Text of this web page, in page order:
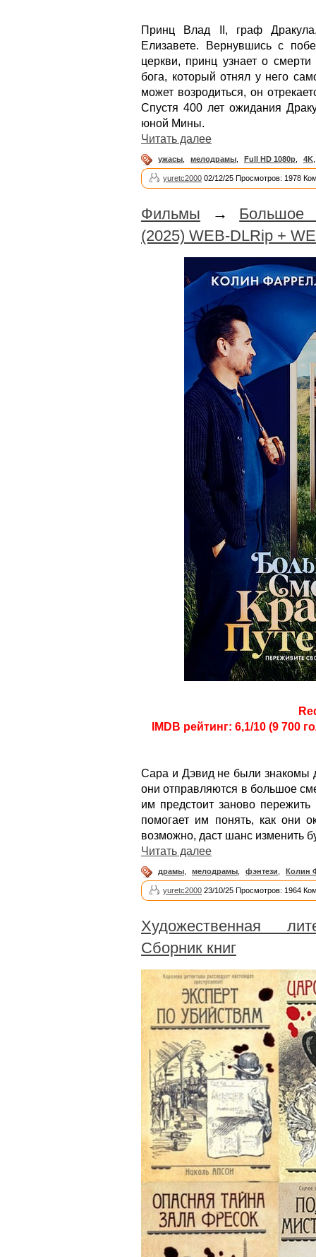
Принц Влад II, граф
Елизавете. Вернувшись с
церкви, принц узнает о
бога, который отнял у него
может возродиться, он
Спустя 400 лет ожидания
юной Мины.
Читать далее
ужасы мелодрамы Full HD 1080p 4K
yuretc2000 02/12/25 Просмотров: 1978
Фильмы → Большое
(2025) WEB-DLRip +
IMDB рейтинг: 6,1/10 (9 700
Сара и Дэвид не были знакомы
они отправляются в большое
им предстоит заново
помогает им понять, как они
возможно, даст шанс изменить
Читать далее
драмы мелодрамы фэнтези Колин
yuretc2000 23/10/25 Просмотров: 1964
Художественная
Сборник книг